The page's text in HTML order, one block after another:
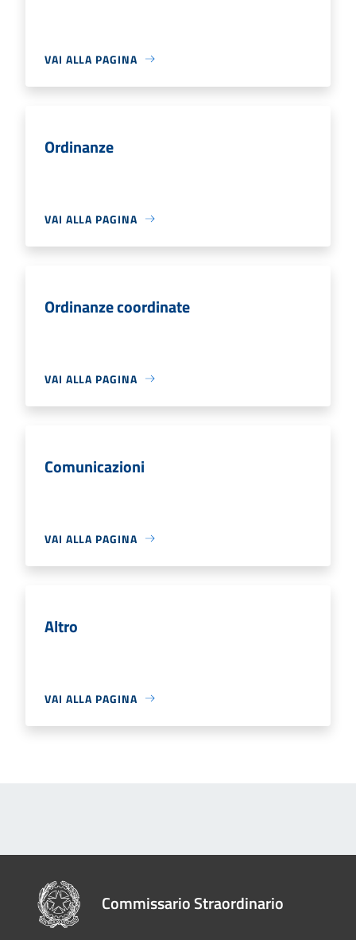
VAI ALLA PAGINA
Ordinanze
VAI ALLA PAGINA
Ordinanze coordinate
VAI ALLA PAGINA
Comunicazioni
VAI ALLA PAGINA
Altro
VAI ALLA PAGINA
Commissario Straordinario